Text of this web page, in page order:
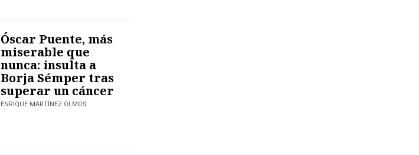
Óscar Puente, más
miserable que
nunca: insulta a
Borja Sémper tras
superar un cáncer
ENRIQUE MARTÍNEZ OLMOS